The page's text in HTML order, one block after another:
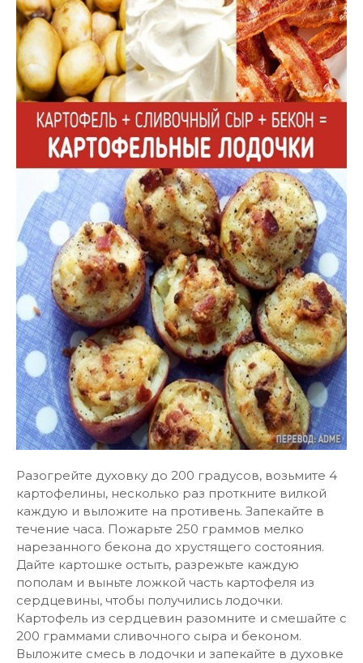
Разогрейте духовку до 200 градусов, возьмите 4
картофелины, несколько раз проткните вилкой
каждую и выложите на противень. Запекайте в
течение часа. Пожарьте 250 граммов мелко
нарезанного бекона до хрустящего состояния.
Дайте картошке остыть, разрежьте каждую
пополам и выньте ложкой часть картофеля из
сердцевины, чтобы получились лодочки.
Картофель из сердцевин разомните и смешайте с
200 граммами сливочного сыра и беконом.
Выложите смесь в лодочки и запекайте в духовке